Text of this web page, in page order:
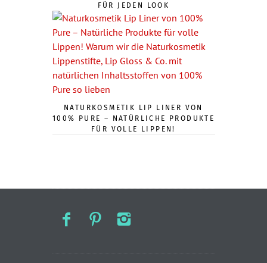
FÜR JEDEN LOOK
NATURKOSMETIK LIP LINER VON
100% PURE – NATÜRLICHE PRODUKTE
FÜR VOLLE LIPPEN!